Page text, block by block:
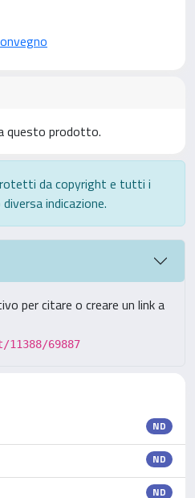
questo prodotto.
da copyright e tutti i
indicazione.
per citare o creare un link a
69887
ND
ND
ND